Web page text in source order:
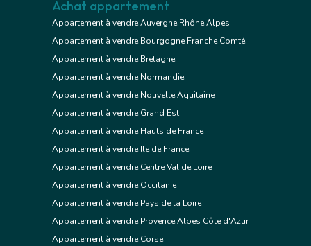
Achat appartement
Appartement à vendre Auvergne Rhône Alpes
Appartement à vendre Bourgogne Franche Comté
Appartement à vendre Bretagne
Appartement à vendre Normandie
Appartement à vendre Nouvelle Aquitaine
Appartement à vendre Grand Est
Appartement à vendre Hauts de France
Appartement à vendre Ile de France
Appartement à vendre Centre Val de Loire
Appartement à vendre Occitanie
Appartement à vendre Pays de la Loire
Appartement à vendre Provence Alpes Côte d'Azur
Appartement à vendre Corse